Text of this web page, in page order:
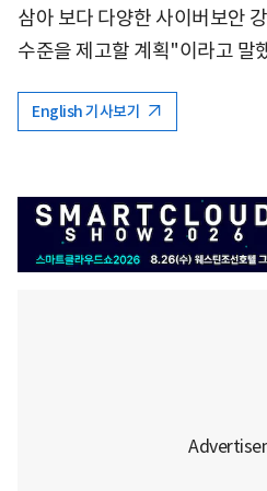
삼아 보다 다양한 사이버보안
수준을 제고할 계획"이라고 말
English 기사보기